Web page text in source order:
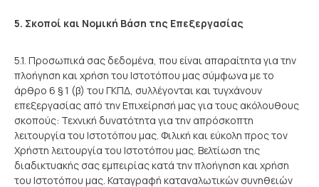
5. Σκοποί και Νομική Βάση της Επεξεργασίας
5.1. Προσωπικά σας δεδομένα, που είναι απαραίτητα για την
πλοήγηση και χρήση του Ιστοτόπου μας σύμφωνα με το
άρθρο 6 § 1 (β) του ΓΚΠΔ, συλλέγονται και τυγχάνουν
επεξεργασίας από την Επιχείρησή μας για τους ακόλουθους
σκοπούς: Τεχνική δυνατότητα για την απρόσκοπτη
λειτουργία του Ιστοτόπου μας. Φιλική και εύκολη προς τον
Χρήστη λειτουργία του Ιστοτόπου μας. Βελτίωση της
διαδικτυακής σας εμπειρίας κατά την πλοήγηση και χρήση
του Ιστοτόπου μας. Καταγραφή καταναλωτικών συνηθειών